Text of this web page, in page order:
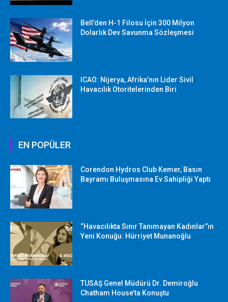
Bell’den H-1 Filosu İçin 300 Milyon
Dolarlık Dev Savunma Sözleşmesi
ICAO: Nijerya, Afrika’nın Lider Sivil
Havacılık Otoritelerinden Biri
EN POPÜLER
Corendon Hydros Club Kemer, Basın
Bayramı Buluşmasına Ev Sahipliği Yaptı
“Havacılıkta Sınır Tanımayan Kadınlar”ın
Yeni Konuğu: Hürriyet Munanoğlu
TUSAŞ Genel Müdürü Dr. Demiroğlu
Chatham House’ta Konuştu